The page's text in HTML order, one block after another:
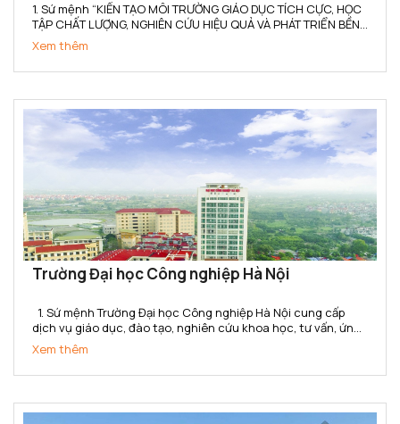
1. Sứ mệnh “KIẾN TẠO MÔI TRƯỜNG GIÁO DỤC TÍCH CỰC, HỌC
TẬP CHẤT LƯỢNG, NGHIÊN CỨU HIỆU QUẢ VÀ PHÁT TRIỂN BỀN
VỮNG” (1) Trường Đại học Thành Đô kiến tạo cho người học
không gian tích hợp Học – Hành – Nghề - Nghiệp, gắn kết...
Xem thêm
Trường Đại học Công nghiệp Hà Nội
dịch vụ giáo dục, đào tạo, nghiên cứu khoa học, tư vấn, ứng
dụng và chuyển giao công nghệ đáp ứng yêu cầu công
nghiệp hóa - hiện đại hóa đất nước và hội nhập quốc...
Xem thêm